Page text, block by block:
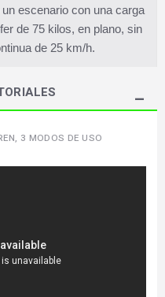
escenario con una carga
de 75 kilos, en plano, sin
de 25 km/h.
3 MODOS DE USO